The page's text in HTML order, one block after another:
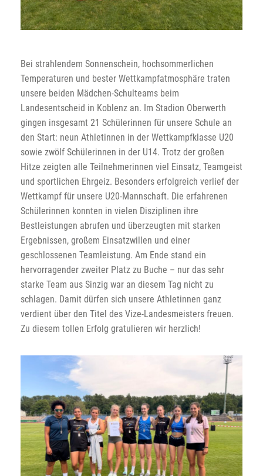
Bei strahlendem Sonnenschein, hochsommerlichen
Temperaturen und bester Wettkampfatmosphäre traten
unsere beiden Mädchen-Schulteams beim
Landesentscheid in Koblenz an. Im Stadion Oberwerth
gingen insgesamt 21 Schülerinnen für unsere Schule an
den Start: neun Athletinnen in der Wettkampfklasse U20
sowie zwölf Schülerinnen in der U14. Trotz der großen
Hitze zeigten alle Teilnehmerinnen viel Einsatz, Teamgeist
und sportlichen Ehrgeiz. Besonders erfolgreich verlief der
Wettkampf für unsere U20-Mannschaft. Die erfahrenen
Schülerinnen konnten in vielen Disziplinen ihre
Bestleistungen abrufen und überzeugten mit starken
Ergebnissen, großem Einsatzwillen und einer
geschlossenen Teamleistung. Am Ende stand ein
hervorragender zweiter Platz zu Buche – nur das sehr
starke Team aus Sinzig war an diesem Tag nicht zu
schlagen. Damit dürfen sich unsere Athletinnen ganz
verdient über den Titel des Vize-Landesmeisters freuen.
Zu diesem tollen Erfolg gratulieren wir herzlich!